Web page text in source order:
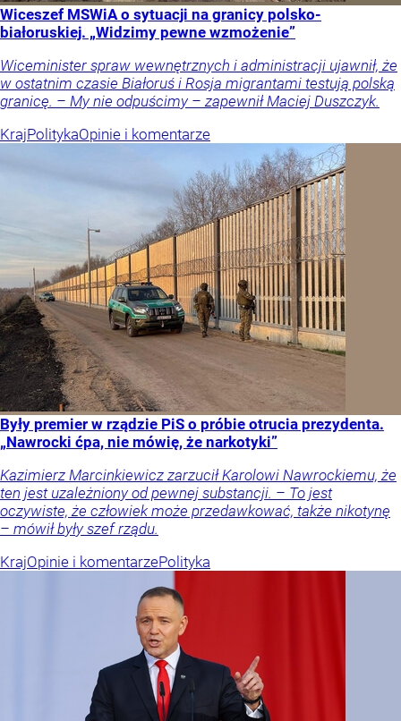
Wiceszef MSWiA o sytuacji na granicy polsko-
białoruskiej. „Widzimy pewne wzmożenie”
Wiceminister spraw wewnętrznych i administracji ujawnił, że
w ostatnim czasie Białoruś i Rosja migrantami testują polską
granicę. – My nie odpuścimy – zapewnił Maciej Duszczyk.
KrajPolitykaOpinie i komentarze
Były premier w rządzie PiS o próbie otrucia prezydenta.
„Nawrocki ćpa, nie mówię, że narkotyki”
Kazimierz Marcinkiewicz zarzucił Karolowi Nawrockiemu, że
ten jest uzależniony od pewnej substancji. – To jest
oczywiste, że człowiek może przedawkować, także nikotynę
– mówił były szef rządu.
KrajOpinie i komentarzePolityka